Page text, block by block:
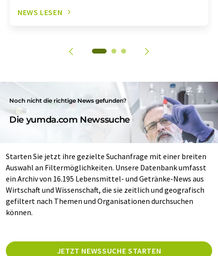
NEWS LESEN
Noch nicht die richtige News gefunden?
Die yumda.com Newssuche
Starten Sie jetzt ihre gezielte Suchanfrage mit einer breiten
Auswahl an Filtermöglichkeiten. Unsere Datenbank umfasst
ein Archiv von 16.195 Lebensmittel- und Getränke-News aus
Wirtschaft und Wissenschaft, die sie zeitlich und geografisch
gefiltert nach Themen und Organisationen durchsuchen
können.
JETZT NEWSSUCHE STARTEN